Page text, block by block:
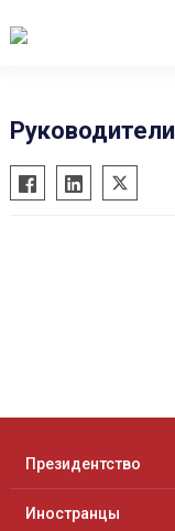
Руководители
Президентство
Иностранцы